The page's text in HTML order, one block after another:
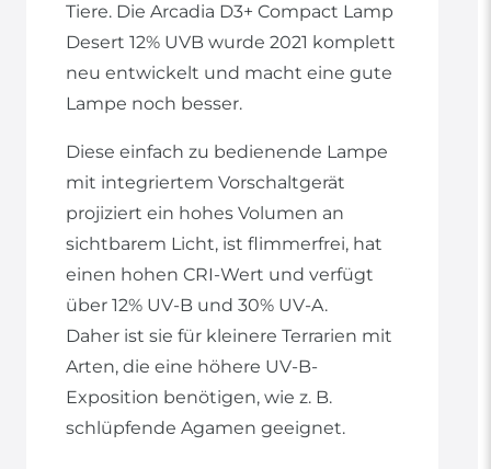
Tiere. Die Arcadia D3+ Compact Lamp
Desert 12% UVB wurde 2021 komplett
neu entwickelt und macht eine gute
Lampe noch besser.
Diese einfach zu bedienende Lampe
mit integriertem Vorschaltgerät
projiziert ein hohes Volumen an
sichtbarem Licht, ist flimmerfrei, hat
einen hohen CRI-Wert und verfügt
über 12% UV-B und 30% UV-A.
Daher ist sie für kleinere Terrarien mit
Arten, die eine höhere UV-B-
Exposition benötigen, wie z. B.
schlüpfende Agamen geeignet.